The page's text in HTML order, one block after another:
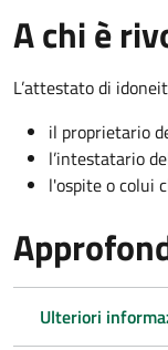
A chi è
L’attestato di
il proprietario
l’intestatario
l'ospite o colui
Ulteriori